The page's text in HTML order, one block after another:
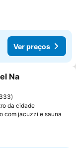
Ver preços
favoritos
Na
333
da cidade
com jacuzzi e sauna